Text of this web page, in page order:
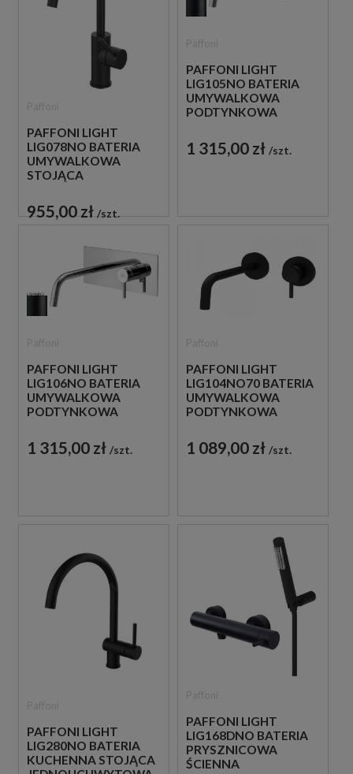
PAFFONI LIGHT
LIG078NO BATERIA
UMYWALKOWA
STOJĄCA
CZARNA
955,00 zł szt.
PAFFONI LIGHT
LIG105NO BATERIA
UMYWALKOWA
PODTYNKOWA
CZARNA
1 315,00 zł szt.
PAFFONI LIGHT
LIG106NO BATERIA
UMYWALKOWA
PODTYNKOWA
CZARNA
1 315,00 zł szt.
PAFFONI LIGHT
LIG104NO70 BATERIA
UMYWALKOWA
PODTYNKOWA
CZARNA
1 089,00 zł szt.
PAFFONI LIGHT
LIG280NO BATERIA
KUCHENNA STOJĄCA
PAFFONI LIGHT
LIG168DNO BATERIA
PRYSZNICOWA
ŚCIENNA